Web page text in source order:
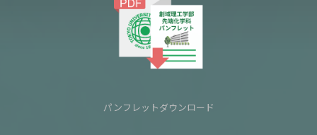
パンフレットダウンロード